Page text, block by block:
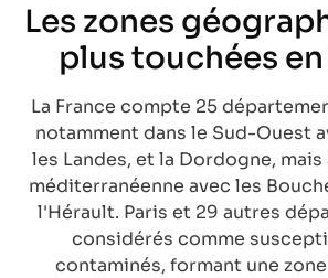
Les zones
plus touchées
La France compte 25
notamment dans le Sud-Ouest
les Landes, et la Dordogne,
méditerranéenne avec les
l'Hérault. Paris et 29 autres
considérés comme
contaminés, formant une